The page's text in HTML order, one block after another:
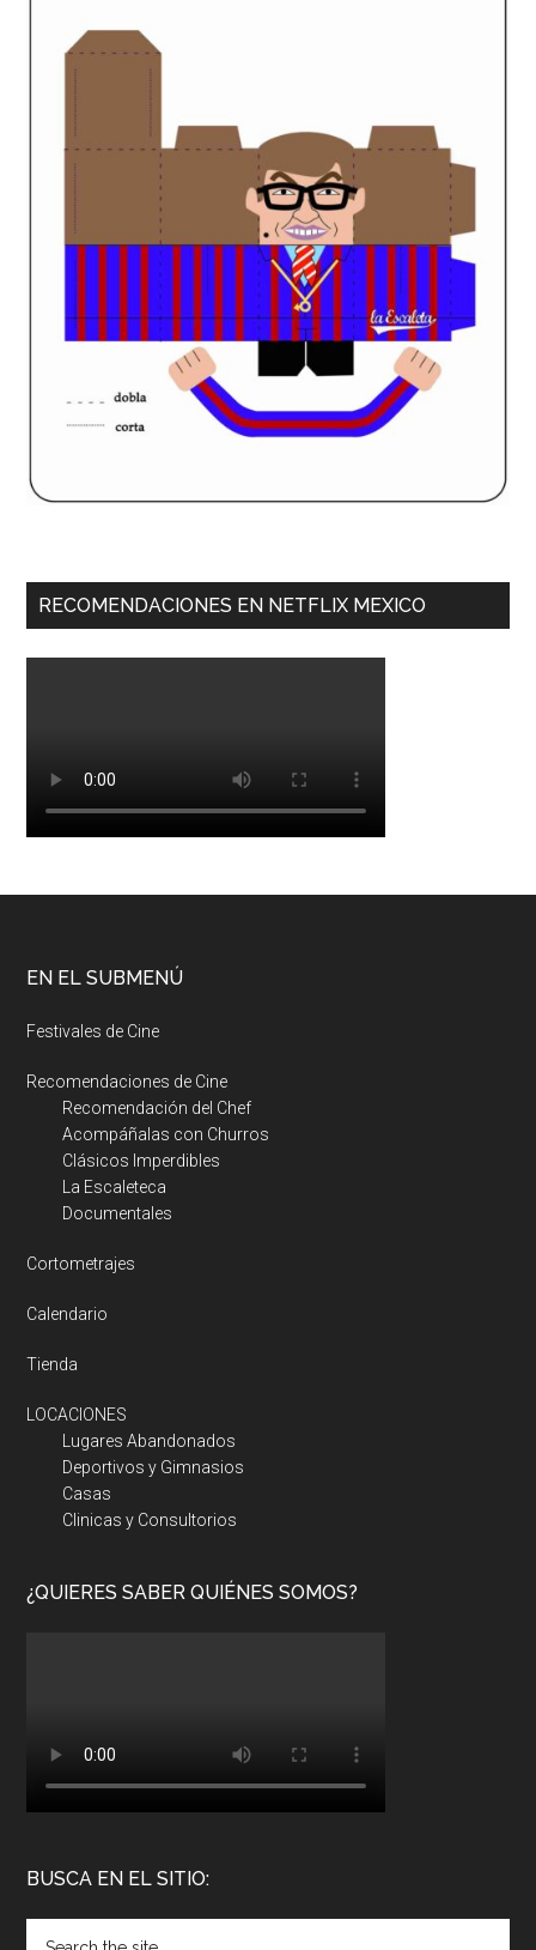
RECOMENDACIONES EN NETFLIX MEXICO
EN EL SUBMENÚ
Festivales de Cine
Recomendaciones de Cine
Recomendación del Chef
Acompáñalas con Churros
Clásicos Imperdibles
La Escaleteca
Documentales
Cortometrajes
Calendario
Tienda
LOCACIONES
Lugares Abandonados
Deportivos y Gimnasios
Casas
Clinicas y Consultorios
¿QUIERES SABER QUIÉNES SOMOS?
BUSCA EN EL SITIO: